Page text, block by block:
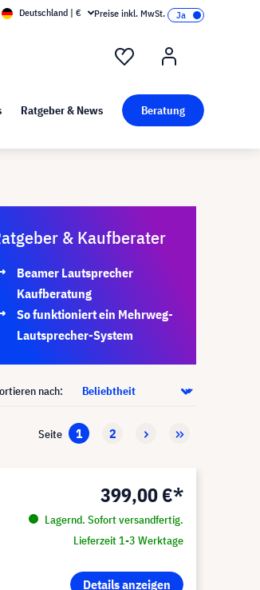
bei visunext
Deutschland | € Preise inkl. MwSt.
Ratgeber & News Beratung
& Kaufberater
Beamer Lautsprecher
Kaufberatung
So funktioniert ein Mehrweg-
Lautsprecher-System
nach:
Seite 1 2
399,00 €*
Lagernd. Sofort versandfertig.
Lieferzeit 1-3 Werktage
Details anzeigen